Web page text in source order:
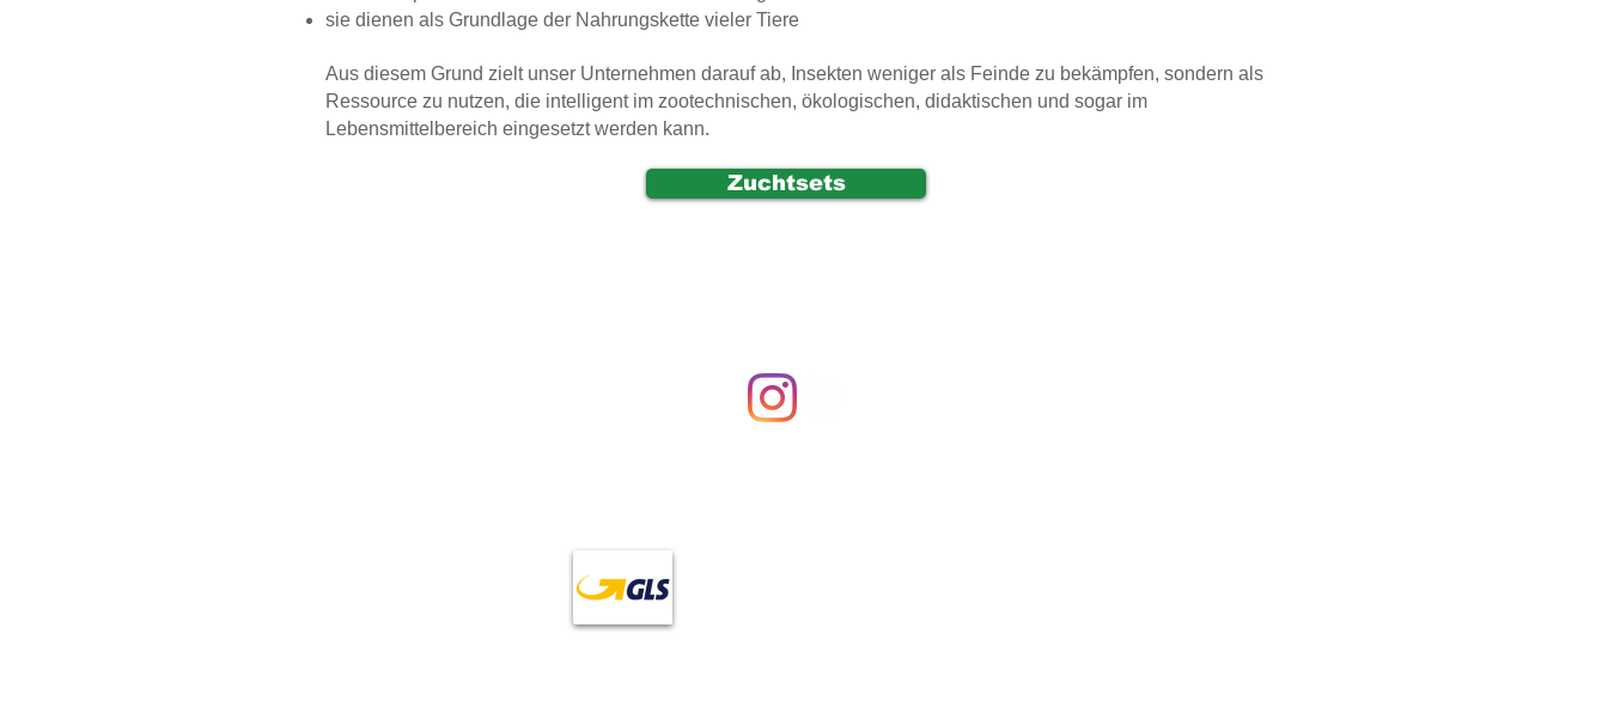
sie dienen als Grundlage der Nahrungskette vieler Tiere
Aus diesem Grund zielt unser Unternehmen darauf ab, Insekten weniger als Feinde zu bekämpfen, sondern als
Ressource zu nutzen, die intelligent im zootechnischen, ökologischen, didaktischen und sogar im
Lebensmittelbereich eingesetzt werden kann.
Zuchtsets